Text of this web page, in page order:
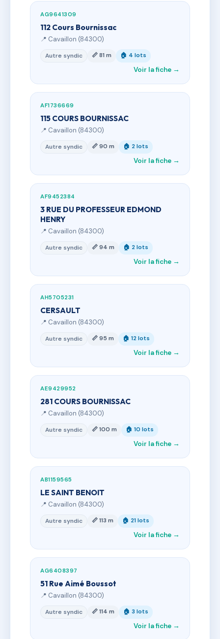
AG9641309
112 Cours Bournissac
📍 Cavaillon (84300)
Autre syndic 📏 81 m 🏠 4 lots
Voir la fiche →
AF1736669
115 COURS BOURNISSAC
📍 Cavaillon (84300)
Autre syndic 📏 90 m 🏠 2 lots
Voir la fiche →
AF9452384
3 RUE DU PROFESSEUR EDMOND
HENRY
📍 Cavaillon (84300)
Autre syndic 📏 94 m 🏠 2 lots
Voir la fiche →
AH5705231
CERSAULT
📍 Cavaillon (84300)
Autre syndic 📏 95 m 🏠 12 lots
Voir la fiche →
AE9429952
281 COURS BOURNISSAC
📍 Cavaillon (84300)
Autre syndic 📏 100 m 🏠 10 lots
Voir la fiche →
AB1159565
LE SAINT BENOIT
📍 Cavaillon (84300)
Autre syndic 📏 113 m 🏠 21 lots
Voir la fiche →
AG6408397
51 Rue Aimé Boussot
📍 Cavaillon (84300)
Autre syndic 📏 114 m 🏠 3 lots
Voir la fiche →